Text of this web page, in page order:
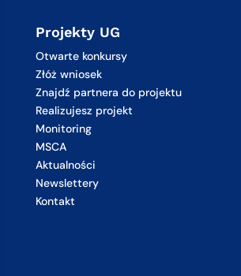
Projekty UG
Otwarte konkursy
Złóż wniosek
Znajdź partnera do projektu
Realizujesz projekt
Monitoring
MSCA
Aktualności
Newslettery
Kontakt